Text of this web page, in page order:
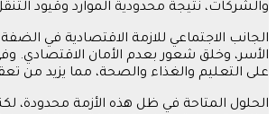
والشركات، نتيجة محدودية الموارد وقيود
الجانب الاجتماعي للازمة الاقتصادية في
الأسر، وخلق شعور بعدم الأمان الاقتصادي.
على التعليم والغذاء والصحة، مما يزيد من
الحلول المتاحة في ظل هذه الأزمة محدودة،